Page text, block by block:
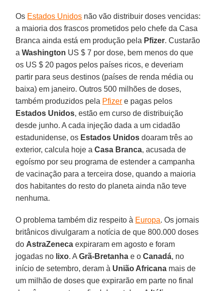
Os Estados Unidos não vão distribuir doses vencidas:
a maioria dos frascos prometidos pelo chefe da Casa
Branca ainda está em produção pela Pfizer. Custarão
aWashington US $ 7 por dose, bem menos do que
os US $ 20 pagos pelos países ricos, e deveriam
partir para seus destinos (países de renda média ou
baixa) em janeiro. Outros 500 milhões de doses,
também produzidos pela Pfizer e pagas pelos
Estados Unidos, estão em curso de distribuição
desde junho. A cada injeção dada a um cidadão
estadunidense, os Estados Unidos doaram três ao
exterior, calcula hoje aCasa Branca, acusada de
egoísmo por seu programa de estender a campanha
de vacinação para a terceira dose, quando a maioria
dos habitantes do resto do planeta ainda não teve
nenhuma.
O problema também diz respeito à Europa. Os jornais
britânicos divulgaram a notícia de que 800.000 doses
do AstraZeneca expiraram em agosto e foram
jogadas no lixo. AGrã-Bretanha e oCanadá, no
início de setembro, deram à União Africana mais de
um milhão de doses que expirarão em parte no final